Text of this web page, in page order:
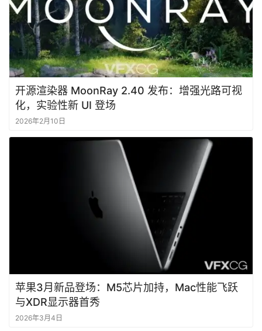
开源渲染器 MoonRay 2.40 发布：增强光路可视
化，实验性新 UI 登场
2026年2月10日
苹果3月新品登场：M5芯片加持，Mac性能飞跃
与XDR显示器首秀
2026年3月4日